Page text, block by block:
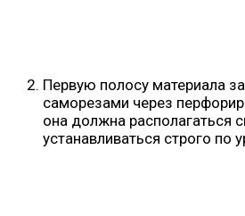
Первую полосу материала
саморезами через
она должна располагаться
устанавливаться строго по